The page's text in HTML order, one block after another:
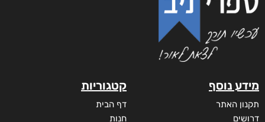
מידע נוסף
תקנון האתר
דרושים
קטגוריות
דף הבית
חנות